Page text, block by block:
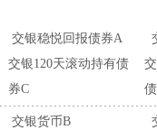
交银稳悦回报债券A
交银120天滚动持有债
券C
交银货币B